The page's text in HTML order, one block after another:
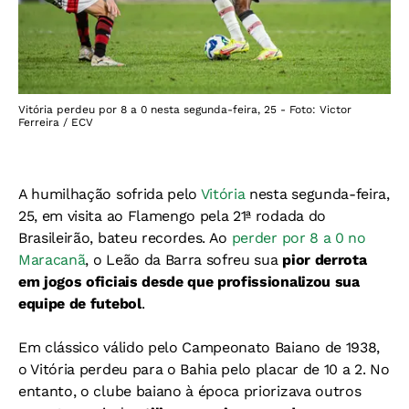
Vitória perdeu por 8 a 0 nesta segunda-feira, 25 - Foto: Victor
Ferreira / ECV
A humilhação sofrida pelo Vitórianesta segunda-feira,
25, em visita ao Flamengo pela 21ª rodada do
Brasileirão, bateu recordes. Ao perder por 8 a 0 no
Maracanã, o Leão da Barra sofreu sua pior derrota
em jogos oficiais desde que profissionalizou sua
equipe de futebol.
Em clássico válido pelo Campeonato Baiano de 1938,
o Vitória perdeu para o Bahia pelo placar de 10 a 2. No
entanto, o clube baiano à época priorizava outros